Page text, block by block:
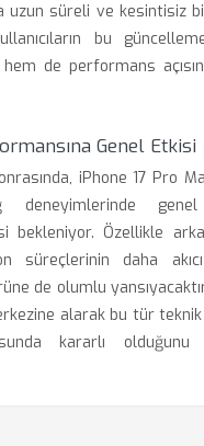
uzun süreli ve kesintisiz
bu
de performans
Genel Etkisi
iPhone 17 Pro
deneyimlerinde
bekleniyor. Özellikle
süreçlerinin daha
de olumlu
alarak bu tür teknik
kararlı